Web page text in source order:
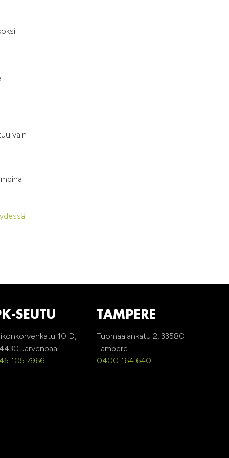
vain
SEUTU
10 D,
Järvenpää
105 7966
TAMPERE
Tuomaalankatu 2, 33580
Tampere
0400 164 640